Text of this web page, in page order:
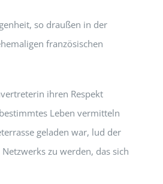
so draußen in der
französischen
ihren Respekt
Leben vermitteln
geladen war, lud der
zu werden, das sich